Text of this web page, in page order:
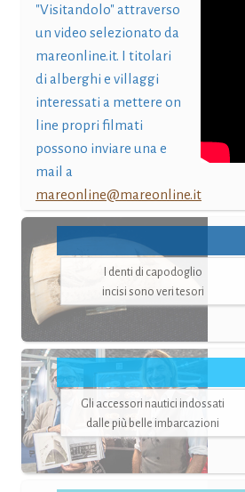
"Visitandolo" attraverso
un video selezionato da
mareonline.it. I titolari
di alberghi e villaggi
interessati a mettere on
line propri filmati
possono inviare una e
mail a
mareonline@mareonline.it
I denti di capodoglio
incisi sono veri tesori
Gli accessori nautici indossati
dalle più belle imbarcazioni